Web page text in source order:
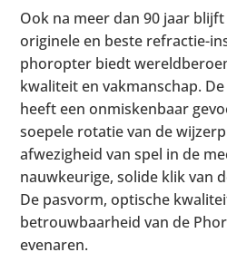
Ook na meer dan 90 jaar
originele en beste refractie-
phoropter biedt
kwaliteit en vakmanschap.
heeft een onmiskenbaar
soepele rotatie van de
afwezigheid van spel in de
nauwkeurige, solide klik van
De pasvorm, optische
betrouwbaarheid van de
evenaren.